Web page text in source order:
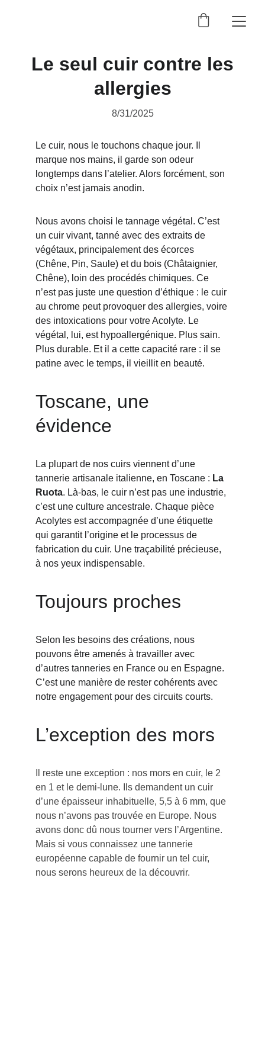
Le seul cuir contre les
allergies
8/31/2025
Le cuir, nous le touchons chaque jour. Il
marque nos mains, il garde son odeur
longtemps dans l’atelier. Alors forcément, son
choix n’est jamais anodin.
Nous avons choisi le tannage végétal. C’est
un cuir vivant, tanné avec des extraits de
végétaux, principalement des écorces
(Chêne, Pin, Saule) et du bois (Châtaignier,
Chêne), loin des procédés chimiques. Ce
n’est pas juste une question d’éthique : le cuir
au chrome peut provoquer des allergies, voire
des intoxications pour votre Acolyte. Le
végétal, lui, est hypoallergénique. Plus sain.
Plus durable. Et il a cette capacité rare : il se
patine avec le temps, il vieillit en beauté.
Toscane, une
évidence
La plupart de nos cuirs viennent d’une
tannerie artisanale italienne, en Toscane : La
Ruota. Là-bas, le cuir n’est pas une industrie,
c’est une culture ancestrale. Chaque pièce
Acolytes est accompagnée d’une étiquette
qui garantit l’origine et le processus de
fabrication du cuir. Une traçabilité précieuse,
à nos yeux indispensable.
Toujours proches
Selon les besoins des créations, nous
pouvons être amenés à travailler avec
d’autres tanneries en France ou en Espagne.
C’est une manière de rester cohérents avec
notre engagement pour des circuits courts.
L’exception des mors
Il reste une exception : nos mors en cuir, le 2
en 1 et le demi-lune. Ils demandent un cuir
d’une épaisseur inhabituelle, 5,5 à 6 mm, que
nous n’avons pas trouvée en Europe. Nous
avons donc dû nous tourner vers l’Argentine.
Mais si vous connaissez une tannerie
européenne capable de fournir un tel cuir,
nous serons heureux de la découvrir.